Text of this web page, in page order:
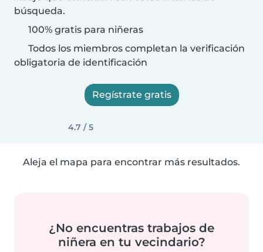
búsqueda.
100% gratis para niñeras
Todos los miembros completan la verificación
obligatoria de identificación
Regístrate gratis
4.7 / 5
Aleja el mapa para encontrar más resultados.
¿No encuentras trabajos de
niñera en tu vecindario?